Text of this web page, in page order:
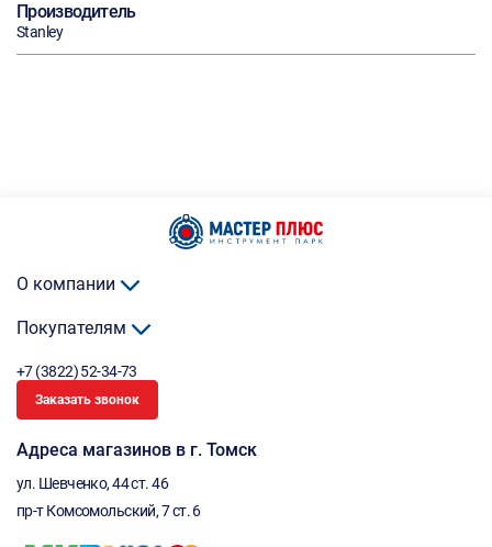
Производитель
Stanley
О компании
Покупателям
+7 (3822) 52-34-73
Заказать звонок
Адреса магазинов в г. Томск
ул. Шевченко, 44 ст. 46
пр-т Комсомольский, 7 ст. 6